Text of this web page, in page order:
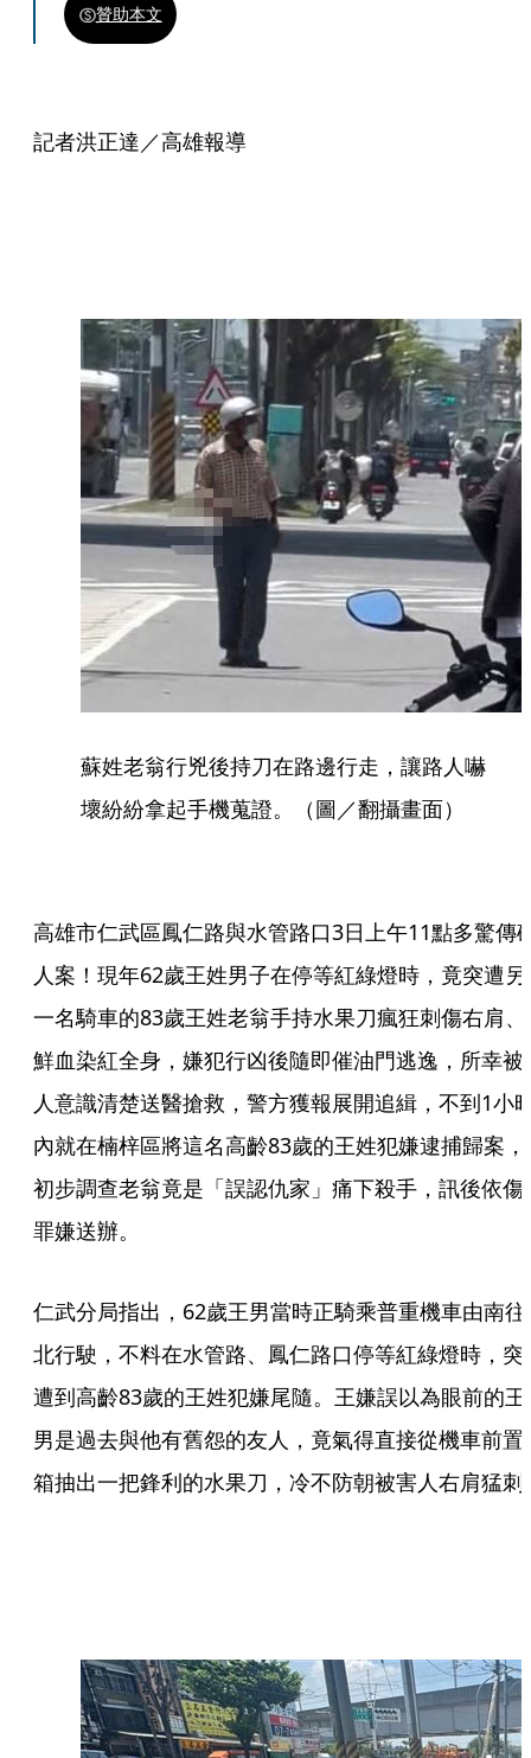
贊助本文
記者洪正達／高雄報導
蘇姓老翁行兇後持刀在路邊行走，讓路人嚇
壞紛紛拿起手機蒐證。（圖／翻攝畫面）
高雄市仁武區鳳仁路與水管路口3日上午11點多驚傳
人案！現年62歲王姓男子在停等紅綠燈時，竟突遭另
一名騎車的83歲王姓老翁手持水果刀瘋狂刺傷右肩、
鮮血染紅全身，嫌犯行凶後隨即催油門逃逸，所幸被
人意識清楚送醫搶救，警方獲報展開追緝，不到1小
內就在楠梓區將這名高齡83歲的王姓犯嫌逮捕歸案，
初步調查老翁竟是「誤認仇家」痛下殺手，訊後依傷
罪嫌送辦。
仁武分局指出，62歲王男當時正騎乘普重機車由南往
北行駛，不料在水管路、鳳仁路口停等紅綠燈時，突
遭到高齡83歲的王姓犯嫌尾隨。王嫌誤以為眼前的王
男是過去與他有舊怨的友人，竟氣得直接從機車前置
箱抽出一把鋒利的水果刀，冷不防朝被害人右肩猛刺